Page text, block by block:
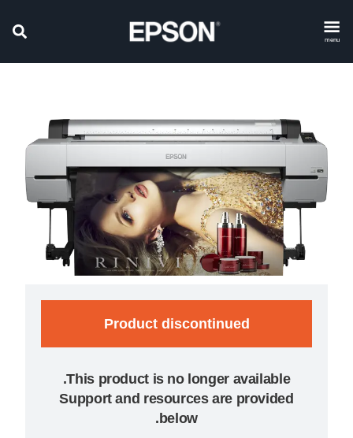
menu
Product discontinued
Support and resources are provided
below.